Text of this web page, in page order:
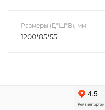
Размеры (Д*Ш*В), мм
1200*85*55